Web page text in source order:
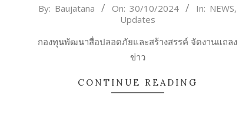
2024-
30
By: Baujatana On: 30/10/2024 In: NEWS,
Updates
กองทุนพัฒนาสื่อปลอดภัยและสร้างสรรค์ จัดงานแถลง
ข่าว
CONTINUE READING